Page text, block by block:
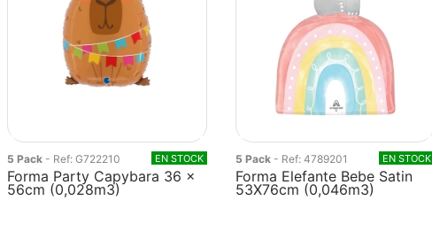
5 Pack - Ref: G722210 EN STOCK
Forma Party Capybara 36 x
56cm (0,028m3)
5 Pack - Ref: 4789201 EN STOCK
Forma Elefante Bebe Satin
53X76cm (0,046m3)